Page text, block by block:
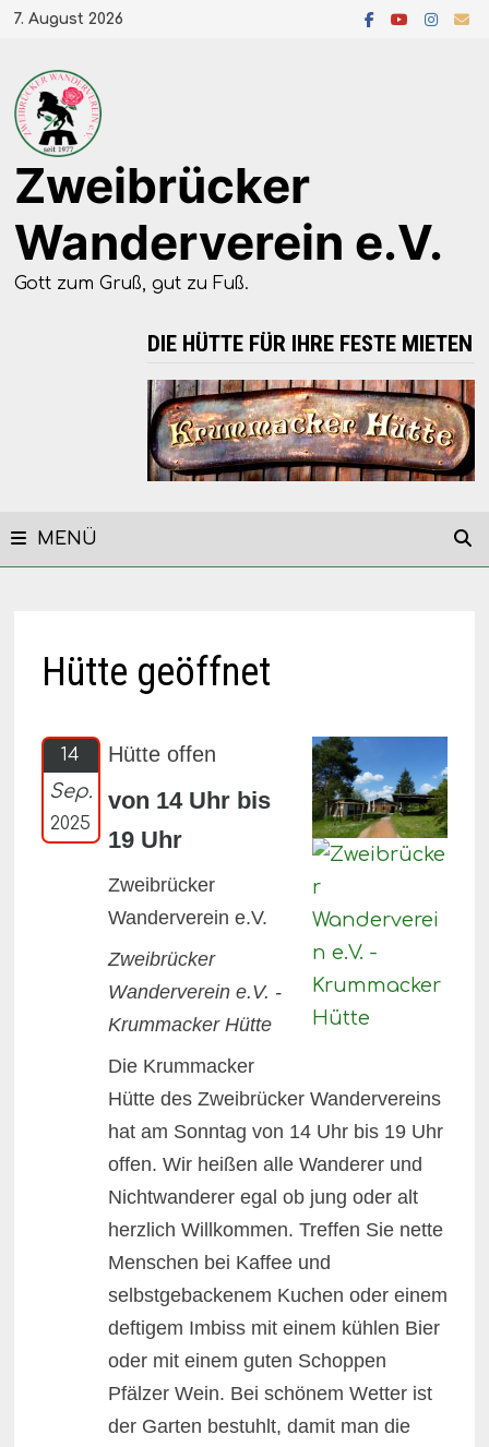
Zum
springen
7. August 2026
Zweibrücker
Wanderverein e.V.
Gott zum Gruß, gut zu Fuß.
DIE HÜTTE FÜR IHRE FESTE MIETEN
MENÜ
Hütte geöffnet
14
Sep.
2025
Hütte offen
von 14 Uhr bis
19 Uhr
Zweibrücker
Wanderverein e.V.
Zweibrücker
Wanderverein e.V. -
Krummacker Hütte
Die Krummacker
Hütte des Zweibrücker Wandervereins
hat am Sonntag von 14 Uhr bis 19 Uhr
offen. Wir heißen alle Wanderer und
Nichtwanderer egal ob jung oder alt
herzlich Willkommen. Treffen Sie nette
Menschen bei Kaffee und
selbstgebackenem Kuchen oder einem
deftigem Imbiss mit einem kühlen Bier
oder mit einem guten Schoppen
Pfälzer Wein. Bei schönem Wetter ist
der Garten bestuhlt, damit man die